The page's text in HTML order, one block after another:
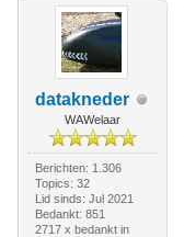
datakneder
WAWelaar
Berichten: 1.306
Topics: 32
Lid sinds: Jul 2021
Bedankt: 851
2717 x bedankt in